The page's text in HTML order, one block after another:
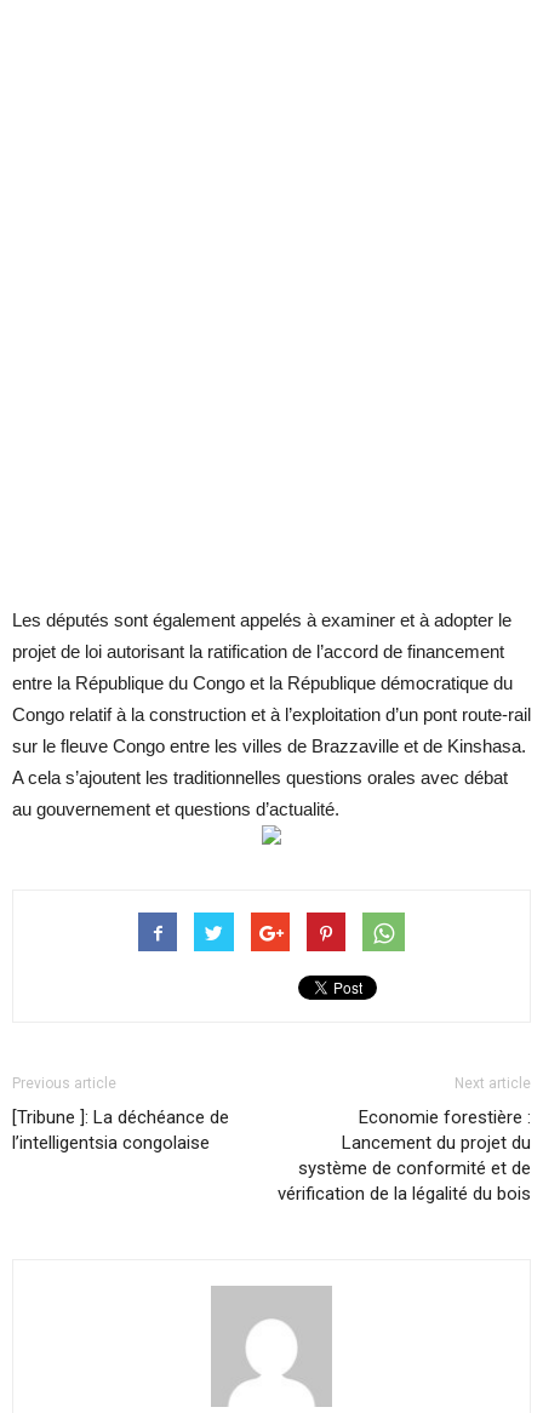
Les députés sont également appelés à examiner et à adopter le
projet de loi autorisant la ratification de l’accord de financement
entre la République du Congo et la République démocratique du
Congo relatif à la construction et à l’exploitation d’un pont route-rail
sur le fleuve Congo entre les villes de Brazzaville et de Kinshasa.
A cela s’ajoutent les traditionnelles questions orales avec débat
au gouvernement et questions d’actualité.
Previous article
[Tribune ]: La déchéance de
l’intelligentsia congolaise
Next article
Economie forestière :
Lancement du projet du
système de conformité et de
vérification de la légalité du bois